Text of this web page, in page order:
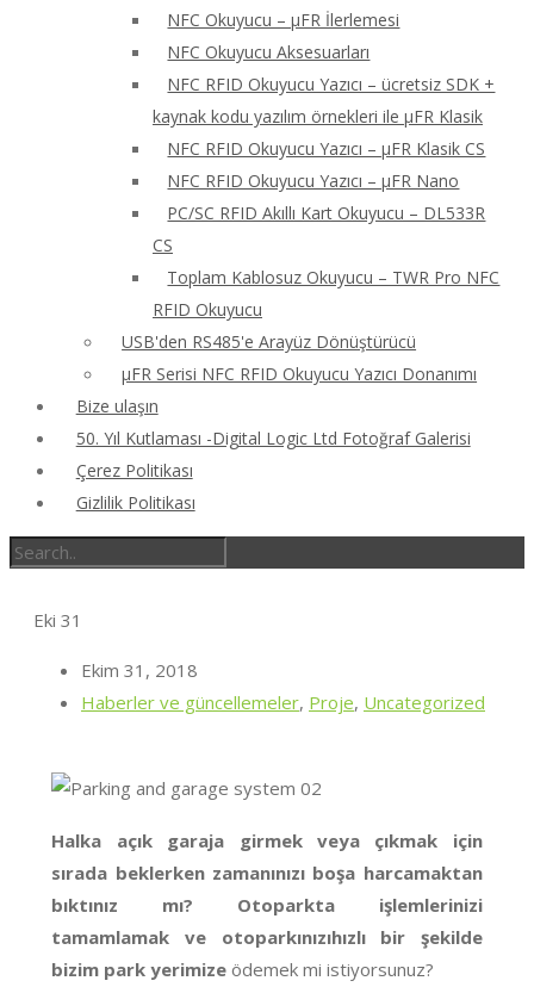
NFC Okuyucu – μFR İlerlemesi
NFC Okuyucu Aksesuarları
NFC RFID Okuyucu Yazıcı – ücretsiz SDK +
kaynak kodu yazılım örnekleri ile μFR Klasik
NFC RFID Okuyucu Yazıcı – μFR Klasik CS
NFC RFID Okuyucu Yazıcı – μFR Nano
PC/SC RFID Akıllı Kart Okuyucu – DL533R
CS
Toplam Kablosuz Okuyucu – TWR Pro NFC
RFID Okuyucu
USB'den RS485'e Arayüz Dönüştürücü
μFR Serisi NFC RFID Okuyucu Yazıcı Donanımı
Bize ulaşın
50. Yıl Kutlaması -Digital Logic Ltd Fotoğraf Galerisi
Çerez Politikası
Gizlilik Politikası
Eki 31
Ekim 31, 2018
Haberler ve güncellemeler, Proje, Uncategorized
Halka açık garaja girmek veya çıkmak için
sırada beklerken zamanınızı boşa harcamaktan
bıktınız mı? Otoparkta işlemlerinizi
tamamlamak ve otoparkınızıhızlı bir şekilde
bizim park yerimize ödemek mi istiyorsunuz?